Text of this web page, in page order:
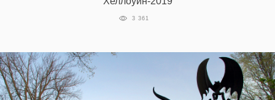
3 361